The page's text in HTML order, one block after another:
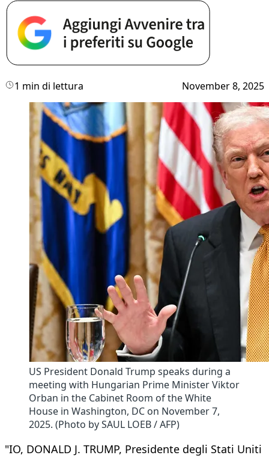
1 min di lettura November 8, 2025
US President Donald Trump speaks during a
meeting with Hungarian Prime Minister Viktor
Orban in the Cabinet Room of the White
House in Washington, DC on November 7,
2025. (Photo by SAUL LOEB / AFP)
"IO, DONALD J. TRUMP, Presidente degli Stati Uniti